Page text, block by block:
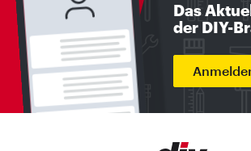
Das
der DIY-